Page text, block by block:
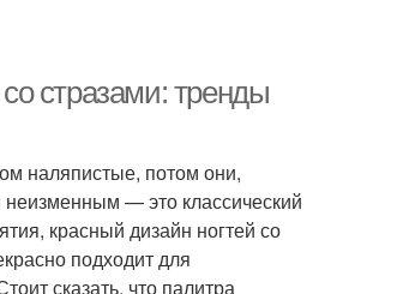
стразами: тренды
наляпистые, потом они,
— это классический
красный дизайн ногтей со
подходит для
сказать, что палитра